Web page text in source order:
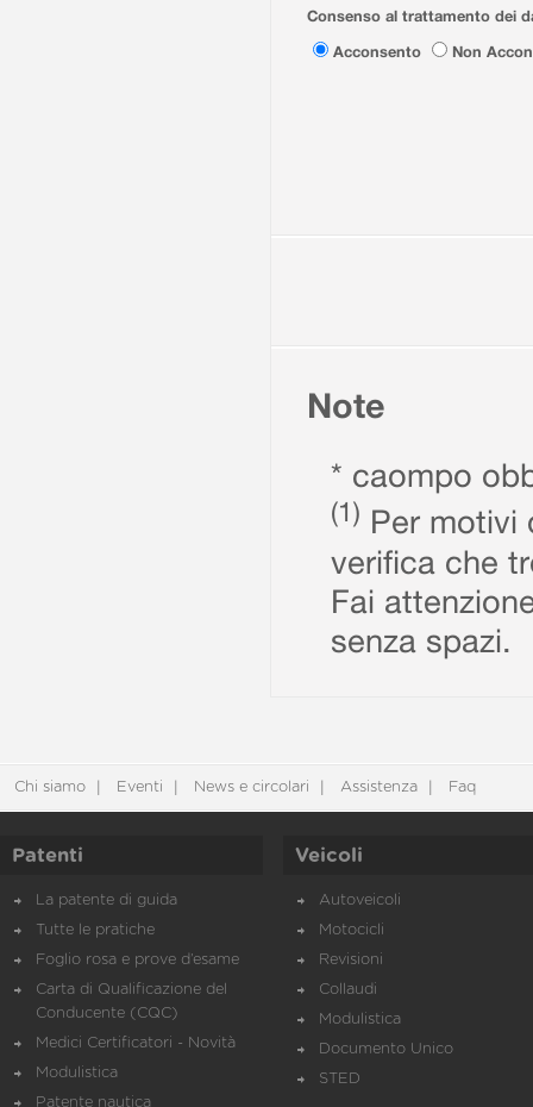
Consenso al trattamento dei
Acconsento
Non
Note
* caompo
(1) Per motivi
verifica che
Fai
senza spazi.
Chi siamo Eventi News e circolari Assistenza Faq
Patenti
La patente di guida
Tutte le pratiche
Foglio rosa e prove d’esame
Carta di Qualificazione del
Conducente (CQC)
Medici Certificatori - Novità
Modulistica
Patente nautica
Veicoli
Autoveicoli
Motocicli
Revisioni
Collaudi
Modulistica
Documento Unico
STED